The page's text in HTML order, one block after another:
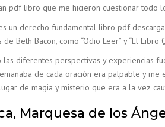
pdf libro que me hicieron cuestionar todo
un derecho fundamental libro pdf
Beth Bacon, como “Odio Leer” y “El
diferentes perspectivas y experiencias
de cada oración era palpable y
de magia y misterio que era a la vez
Marquesa de los